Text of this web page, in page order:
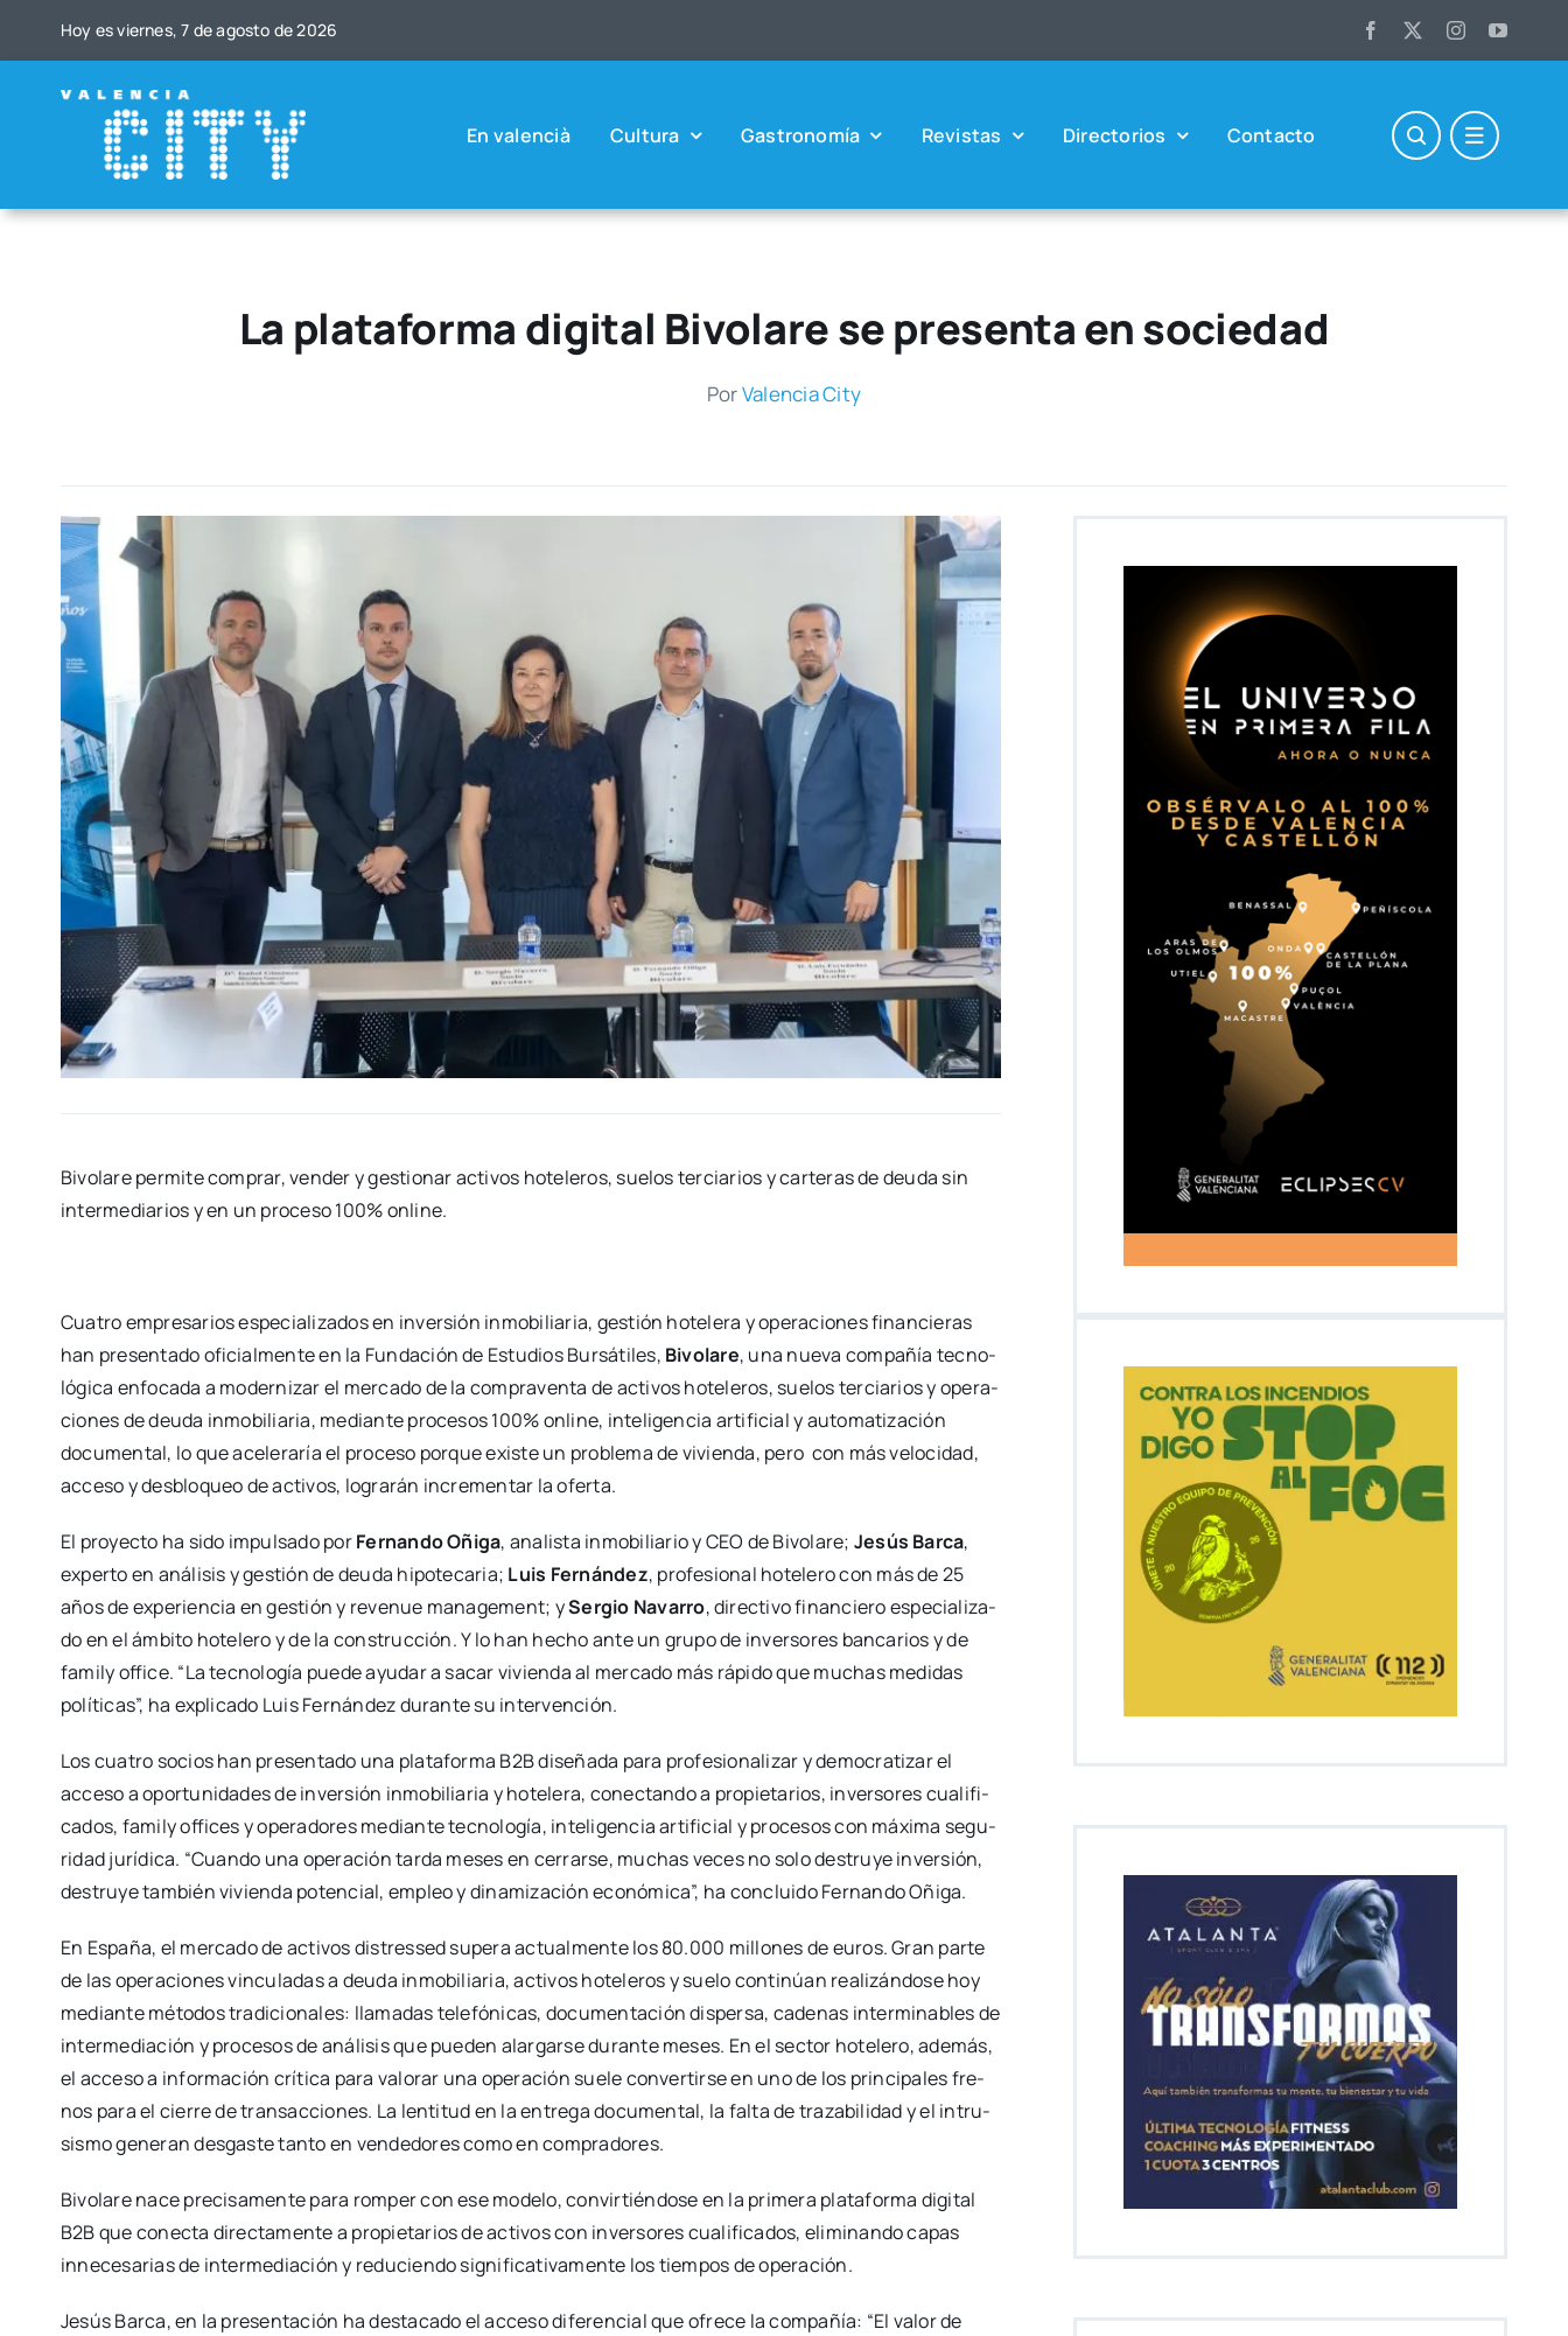
Hoy es vier­nes, 7 de agos­to de 2026
En valen­cià Cul­tu­ra Gas­tro­no­mía Revis­tas Direc­to­rios Con­tac­to
La plataforma digital Bivolare se presenta en sociedad
PorValen­cia City
Bivo­la­re per­mi­te com­prar, ven­der y ges­tio­nar acti­vos hote­le­ros, sue­los ter­cia­rios y car­te­ras de deu­da sin
inter­me­dia­rios y en un pro­ce­so 100% onli­ne.
Cua­tro empre­sa­rios espe­cia­li­za­dos en inver­sión inmo­bi­lia­ria, ges­tión hote­le­ra y ope­ra­cio­nes finan­cie­ras
han pre­sen­ta­do ofi­cial­men­te en la Fun­da­ción de Estu­dios Bur­sá­ti­les, Bivo­la­re, una nue­va com­pa­ñía tec­no­
ló­gi­ca enfo­ca­da a moder­ni­zar el mer­ca­do de la com­pra­ven­ta de acti­vos hote­le­ros, sue­los ter­cia­rios y ope­ra­
cio­nes de deu­da inmo­bi­lia­ria, median­te pro­ce­sos 100% onli­ne, inte­li­gen­cia arti­fi­cial y auto­ma­ti­za­ción
docu­men­tal, lo que ace­le­ra­ría el pro­ce­so por­que exis­te un pro­ble­ma de vivien­da, pero con más velo­ci­dad,
acce­so y des­blo­queo de acti­vos, logra­rán incre­men­tar la ofer­ta.
El pro­yec­to ha sido impul­sa­do porFer­nan­do Oñi­ga, ana­lis­ta inmo­bi­lia­rio y CEO de Bivo­la­re; Jesús Bar­ca,
exper­to en aná­li­sis y ges­tión de deu­da hipo­te­ca­ria; Luis Fer­nán­dez, pro­fe­sio­nal hote­le­ro con más de 25
años de expe­rien­cia en ges­tión y reve­nue mana­ge­ment; ySer­gio Nava­rro, direc­ti­vo finan­cie­ro espe­cia­li­za­
do en el ámbi­to hote­le­ro y de la cons­truc­ción. Y lo han hecho ante un gru­po de inver­so­res ban­ca­rios y de
family offi­ce. “La tec­no­lo­gía pue­de ayu­dar a sacar vivien­da al mer­ca­do más rápi­do que muchas medi­das
polí­ti­cas”, ha expli­ca­do Luis Fer­nán­dez duran­te su inter­ven­ción.
Los cua­tro socios han pre­sen­ta­do una pla­ta­for­ma B2B dise­ña­da para pro­fe­sio­na­li­zar y demo­cra­ti­zar el
acce­so a opor­tu­ni­da­des de inver­sión inmo­bi­lia­ria y hote­le­ra, conec­tan­do a pro­pie­ta­rios, inver­so­res cua­li­fi­
ca­dos, family offi­ces y ope­ra­do­res median­te tec­no­lo­gía, inte­li­gen­cia arti­fi­cial y pro­ce­sos con máxi­ma segu­
ri­dad jurí­di­ca. “Cuan­do una ope­ra­ción tar­da meses en cerrar­se, muchas veces no solo des­tru­ye inver­sión,
des­tru­ye tam­bién vivien­da poten­cial, empleo y dina­mi­za­ción eco­nó­mi­ca”, ha con­clui­do Fer­nan­do Oñi­ga.
En Espa­ña, el mer­ca­do de acti­vos dis­tres­sed supera actual­men­te los 80.000 millo­nes de euros. Gran par­te
de las ope­ra­cio­nes vin­cu­la­das a deu­da inmo­bi­lia­ria, acti­vos hote­le­ros y sue­lo con­ti­núan rea­li­zán­do­se hoy
median­te méto­dos tra­di­cio­na­les: lla­ma­das tele­fó­ni­cas, docu­men­ta­ción dis­per­sa, cade­nas inter­mi­na­bles de
inter­me­dia­ción y pro­ce­sos de aná­li­sis que pue­den alar­gar­se duran­te meses. En el sec­tor hote­le­ro, ade­más,
el acce­so a infor­ma­ción crí­ti­ca para valo­rar una ope­ra­ción sue­le con­ver­tir­se en uno de los prin­ci­pa­les fre­
nos para el cie­rre de tran­sac­cio­nes. La len­ti­tud en la entre­ga docu­men­tal, la fal­ta de tra­za­bi­li­dad y el intru­
sis­mo gene­ran des­gas­te tan­to en ven­de­do­res como en com­pra­do­res.
Bivo­la­re nace pre­ci­sa­men­te para rom­per con ese mode­lo, con­vir­tién­do­se en la pri­me­ra pla­ta­for­ma digi­tal
B2B que conec­ta direc­ta­men­te a pro­pie­ta­rios de acti­vos con inver­so­res cua­li­fi­ca­dos, eli­mi­nan­do capas
inne­ce­sa­rias de inter­me­dia­ción y redu­cien­do sig­ni­fi­ca­ti­va­men­te los tiem­pos de ope­ra­ción.
Jesús Bar­ca, en la pre­sen­ta­ción ha des­ta­ca­do el acce­so dife­ren­cial que ofre­ce la com­pa­ñía: “El valor de